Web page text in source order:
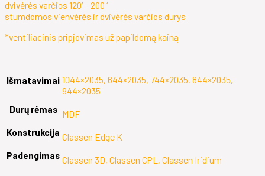
dvivėrės varčios 120′-200 ‘
stumdomos vienvėrės ir dvivėrės varčios durys
*ventiliacinis pripjovimas už papildomą kainą
Išmatavimai 1044×2035, 644×2035, 744×2035, 844×2035,
944×2035
Durų rėmas MDF
Konstrukcija Classen Edge K
Padengimas Classen 3D, Classen CPL, Classen Iridium